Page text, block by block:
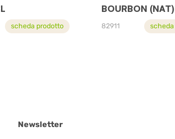
scheda prodotto
BOURBON (NAT)
82911
Newsletter